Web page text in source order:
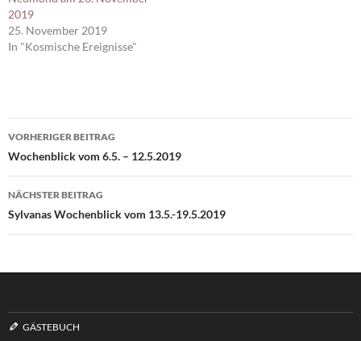
2019
25. November 2019
In "Kosmische Ereignisse"
Beitragsnavigation
VORHERIGER BEITRAG
Wochenblick vom 6.5. – 12.5.2019
NÄCHSTER BEITRAG
Sylvanas Wochenblick vom 13.5.-19.5.2019
GÄSTEBUCH